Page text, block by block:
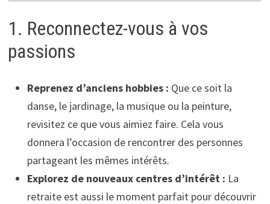
1. Reconnectez-vous à vos
passions
Reprenez d’anciens hobbies : Que ce soit la
danse, le jardinage, la musique ou la peinture,
revisitez ce que vous aimiez faire. Cela vous
donnera l’occasion de rencontrer des personnes
partageant les mêmes intérêts.
Explorez de nouveaux centres d’intérêt : La
retraite est aussi le moment parfait pour découvrir